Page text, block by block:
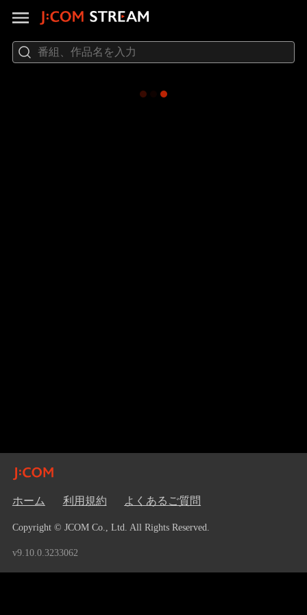
ホーム 利用規約 よくあるご質問
Copyright © JCOM Co., Ltd. All Rights Reserved.
v9.10.0.3233062